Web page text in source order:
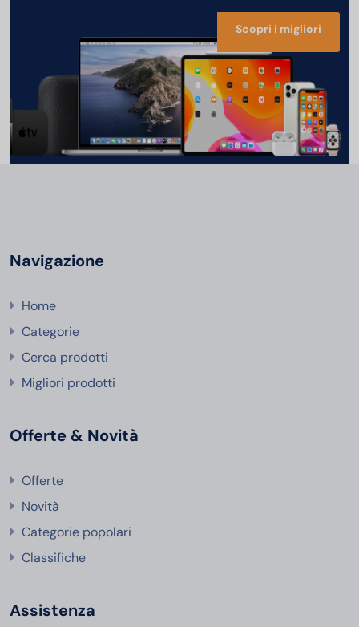
Scopri i migliori
Navigazione
Home
Categorie
Cerca prodotti
Migliori prodotti
Offerte & Novità
Offerte
Novità
Categorie popolari
Classifiche
Assistenza